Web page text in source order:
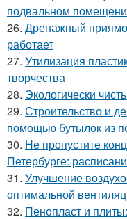
подвальном
26. Дренажный
работает
27. Утилизация
творчества
28. Экологически
29. Строительство и
помощью бутылок из
30. Не пропустите
Петербурге:
31. Улучшение
оптимальной
32. Пенопласт и